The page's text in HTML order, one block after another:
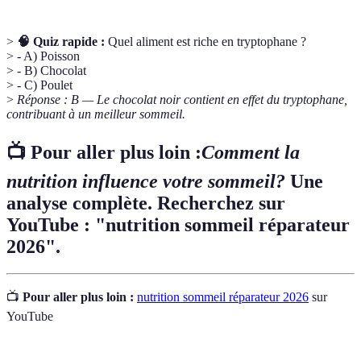
> 🧠 Quiz rapide : Quel aliment est riche en tryptophane ?
> - A) Poisson
> - B) Chocolat
> - C) Poulet
> Réponse : B — Le chocolat noir contient en effet du tryptophane,
contribuant à un meilleur sommeil.
📺 Pour aller plus loin :Comment la
nutrition influence votre sommeil? Une
analyse complète. Recherchez sur
YouTube : "nutrition sommeil réparateur
2026".
📺 Pour aller plus loin : nutrition sommeil réparateur 2026 sur
YouTube